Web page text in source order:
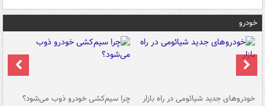
خودرو
خودروهای جدید شیائومی در راه بازار چرا سیم‌کشی خودرو ذوب می‌شود؟